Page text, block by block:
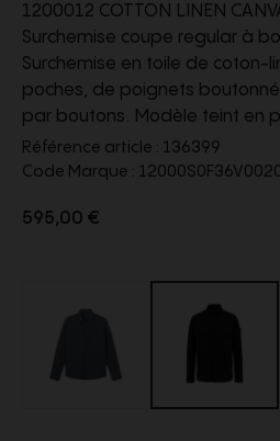
1200012 COTTON LINEN
Surchemise coupe regular à
Surchemise en toile de coton-
poches, de poignets
par boutons. Modèle teint en
Référence article : 136399
Code Marque :
595,00 €